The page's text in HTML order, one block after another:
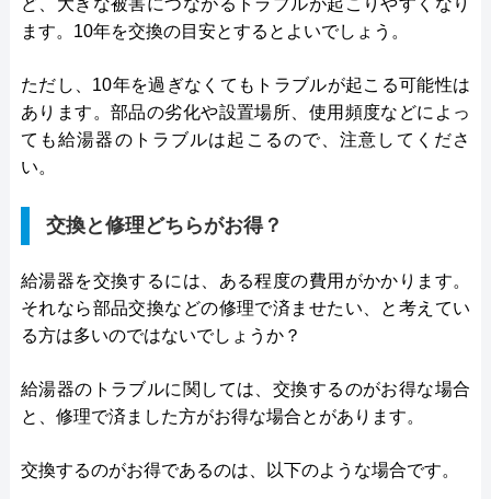
ど、大きな被害につながるトラブルが起こりやすくなり
ます。10年を交換の目安とするとよいでしょう。
ただし、10年を過ぎなくてもトラブルが起こる可能性は
あります。部品の劣化や設置場所、使用頻度などによっ
ても給湯器のトラブルは起こるので、注意してくださ
い。
交換と修理どちらがお得？
給湯器を交換するには、ある程度の費用がかかります。
それなら部品交換などの修理で済ませたい、と考えてい
る方は多いのではないでしょうか？
給湯器のトラブルに関しては、交換するのがお得な場合
と、修理で済ました方がお得な場合とがあります。
交換するのがお得であるのは、以下のような場合です。